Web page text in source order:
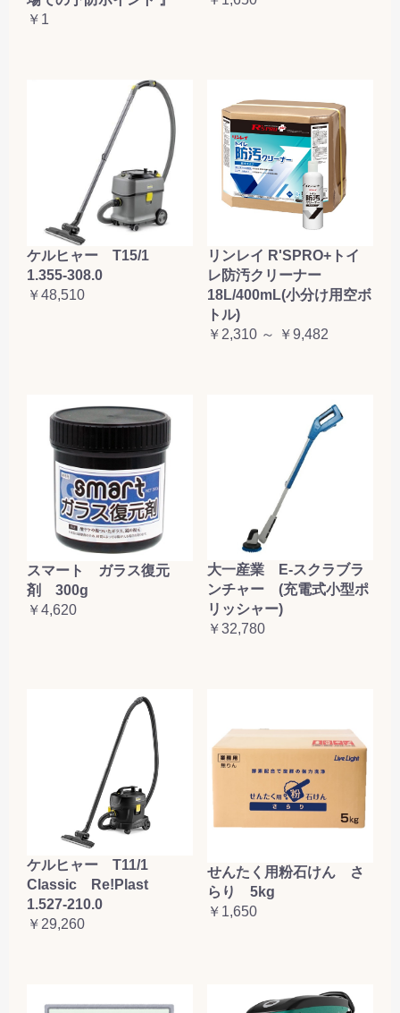
￥1
ケルヒャー T15/1
1.355-308.0
￥48,510
リンレイ R'SPRO+トイ
レ防汚クリーナー
18L/400mL(小分け用空ボ
トル)
￥2,310 ～ ￥9,482
スマート ガラス復元
剤 300g
￥4,620
大一産業 E-スクラブラ
ンチャー (充電式小型ポ
リッシャー)
￥32,780
ケルヒャー T11/1
Classic Re!Plast
1.527-210.0
￥29,260
せんたく用粉石けん さ
らり 5kg
￥1,650